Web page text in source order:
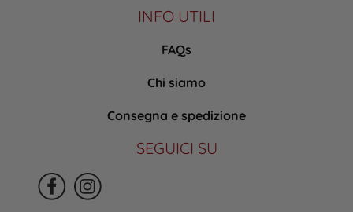
INFO UTILI
FAQs
Chi siamo
Consegna e spedizione
SEGUICI SU